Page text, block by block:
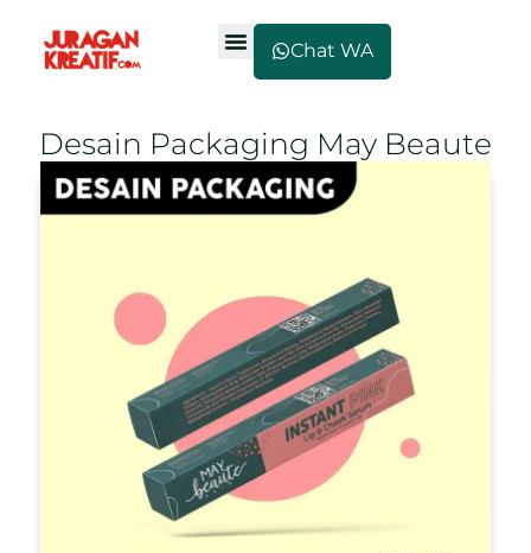
Chat WA
Desain Packaging May Beaute